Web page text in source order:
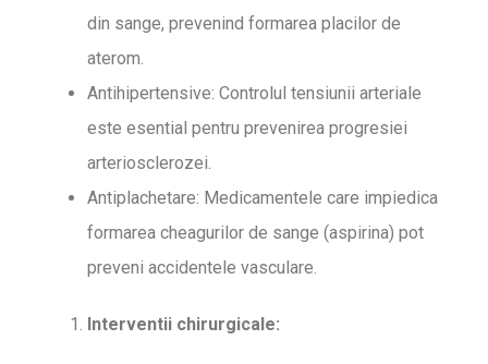
din sange, prevenind formarea placilor de
aterom.
Antihipertensive: Controlul tensiunii arteriale
este esential pentru prevenirea progresiei
arteriosclerozei.
Antiplachetare: Medicamentele care impiedica
formarea cheagurilor de sange (aspirina) pot
preveni accidentele vasculare.
Interventii chirurgicale: